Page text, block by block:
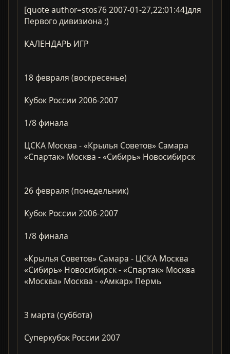
[quote author=stos76 2007-01-27,22:01:44]для
Первого дивизиона ;)
КАЛЕНДАРЬ ИГР
18 февраля (воскресенье)
Кубок России 2006-2007
1/8 финала
ЦСКА Москва - «Крылья Советов» Самара
«Спартак» Москва - «Сибирь» Новосибирск
26 февраля (понедельник)
Кубок России 2006-2007
1/8 финала
«Крылья Советов» Самара - ЦСКА Москва
«Сибирь» Новосибирск - «Спартак» Москва
«Москва» Москва - «Амкар» Пермь
3 марта (суббота)
Суперкубок России 2007